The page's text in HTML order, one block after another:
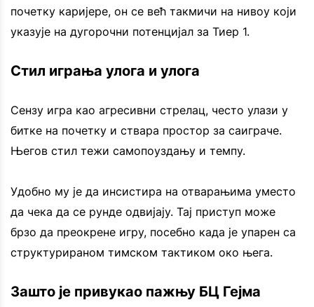
почетку каријере, он се већ такмичи на нивоу који
указује на дугорочни потенцијал за Тиер 1.
Стил играња улога и улога
Сензу игра као агресивни стрелац, често улази у
битке на почетку и ствара простор за саиграче.
Његов стил тежи самопоуздању и темпу.
Удобно му је да инсистира на отварањима уместо
да чека да се рунде одвијају. Тај приступ може
брзо да преокрене игру, посебно када је упарен са
структурираном тимском тактиком око њега.
Зашто је привукао пажњу БЦ Гејма